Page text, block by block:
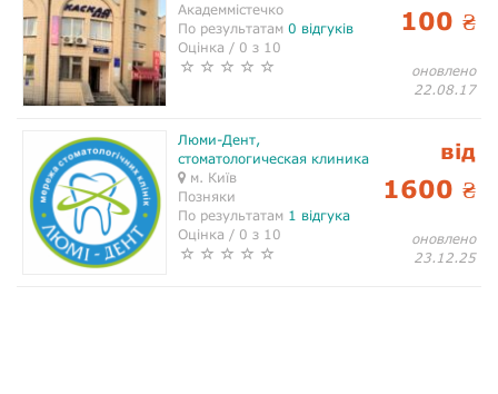
Академмістечко
По результатам 0 відгуків
Оцінка / 0 з 10
100 ₴
оновлено
22.08.17
Люми-Дент,
стоматологическая клиника
м. Київ
Позняки
По результатам 1 відгука
Оцінка / 0 з 10
від
1600 ₴
оновлено
23.12.25